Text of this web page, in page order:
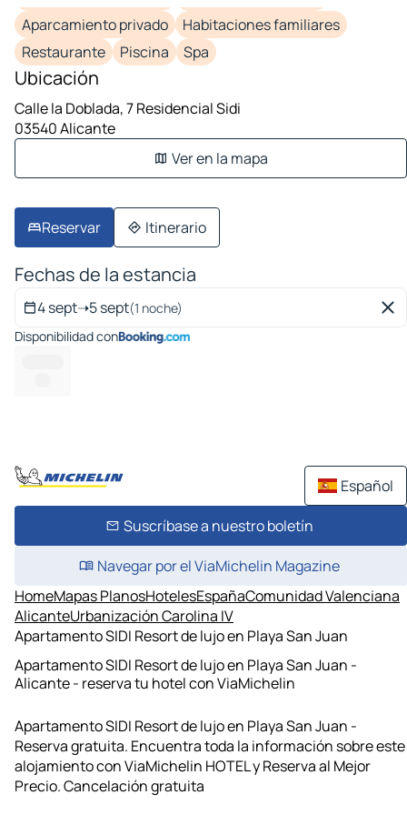
Aparcamiento privado
Habitaciones familiares
Restaurante
Piscina Spa
Ubicación
Calle la Doblada, 7 Residencial Sidi
03540 Alicante
Ver en la mapa
Reservar Itinerario
Fechas de la estancia
4 sept➝5 sept(1 noche)
Disponibilidad con
Español
Suscríbase a nuestro boletín
Navegar por el ViaMichelin Magazine
HomeMapas PlanosHotelesEspañaComunidad Valenciana
AlicanteUrbanización Carolina IV
Apartamento SIDI Resort de lujo en Playa San Juan
Apartamento SIDI Resort de lujo en Playa San Juan -
Alicante - reserva tu hotel con ViaMichelin
Apartamento SIDI Resort de lujo en Playa San Juan -
Reserva gratuita. Encuentra toda la información sobre este
alojamiento con ViaMichelin HOTEL y Reserva al Mejor
Precio. Cancelación gratuita